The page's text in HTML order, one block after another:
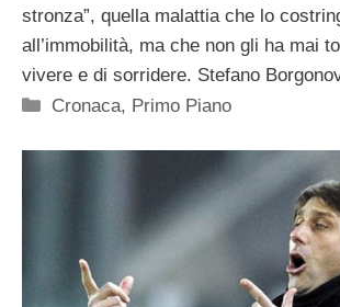
stronza”, quella malattia che lo
all’immobilità, ma che non gli ha mai
vivere e di sorridere. Stefano
Categorie
Cronaca, Primo Piano